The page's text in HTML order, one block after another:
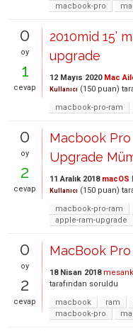
macbook-pro
0
oy
1
cevap
2010mid 15’
upgrade
12 Mayıs 2020 Mac
Kullanıcı (150 puan)
macbook-pro-ram
0
oy
2
cevap
Macbook Pro
Upgrade
11 Aralık 2018 macOS
Kullanıcı (150 puan)
macbook-pro-ram
apple-ram-upgrade
0
oy
2
cevap
MacBook Pro
18 Nisan 2018
tarafından soruldu
macbook
ram
macbook-pro